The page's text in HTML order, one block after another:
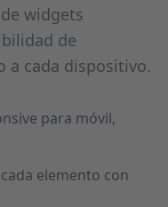
widgets
de
a cada dispositivo.
para móvil,
elemento con